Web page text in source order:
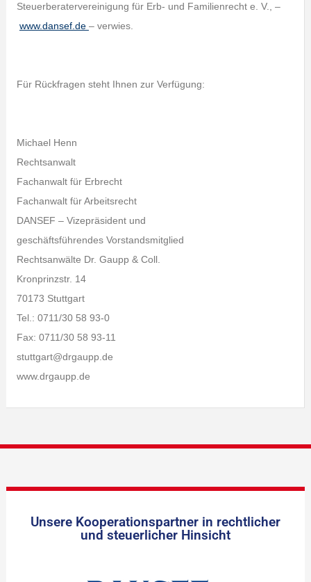
Steuerberatervereinigung für Erb- und Familienrecht e. V., –
www.dansef.de – verwies.
Für Rückfragen steht Ihnen zur Verfügung:
Michael Henn
Rechtsanwalt
Fachanwalt für Erbrecht
Fachanwalt für Arbeitsrecht
DANSEF – Vizepräsident und
geschäftsführendes Vorstandsmitglied
Rechtsanwälte Dr. Gaupp & Coll.
Kronprinzstr. 14
70173 Stuttgart
Tel.: 0711/30 58 93-0
Fax: 0711/30 58 93-11
stuttgart@drgaupp.de
www.drgaupp.de
Unsere Kooperationspartner in rechtlicher
und steuerlicher Hinsicht